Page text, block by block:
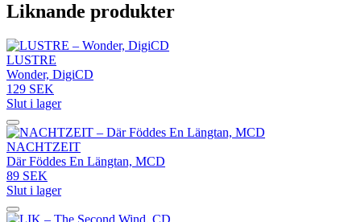
Liknande produkter
LUSTRE
Wonder, DigiCD
129 SEK
Slut i lager
NACHTZEIT
Där Föddes En Längtan, MCD
89 SEK
Slut i lager